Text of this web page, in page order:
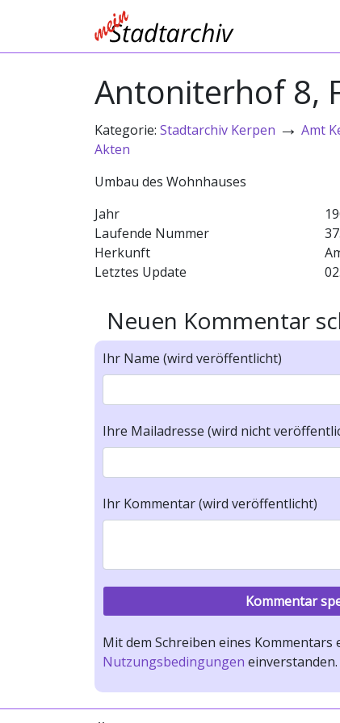
Antoniterhof 8,
Kategorie: Stadtarchiv Kerpen → Amt
Akten
Umbau des Wohnhauses
Jahr
Laufende Nummer
Herkunft
Letztes Update
Neuen Kommentar
Ihr Name (wird veröffentlicht)
Ihre Mailadresse (wird nicht
Ihr Kommentar (wird veröffentlicht)
Mit dem Schreiben eines
Nutzungsbedingungen einverstanden.